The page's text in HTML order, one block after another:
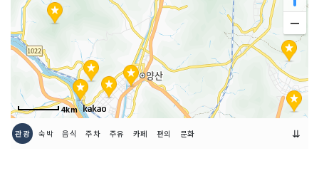
4km
관광 숙박 음식 주차 주유 카페 편의 문화 ⇊